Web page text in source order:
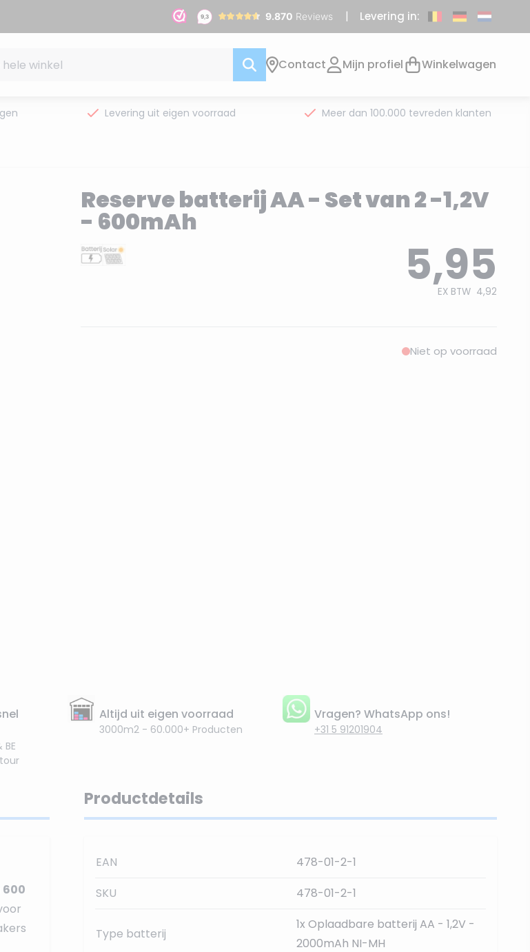
Levering in:
Contact Mijn profiel Winkelwagen
Levering uit eigen voorraad Meer dan 100.000 tevreden klanten
Reserve batterij AA - Set van 2 -1,2V
- 600mAh
5,95
EX BTW 4,92
Niet op voorraad
Altijd uit eigen voorraad
3000m2 - 60.000+ Producten
Vragen? WhatsApp ons!
+31 5 91201904
600
Productdetails
EAN
478-01-2-1
SKU
478-01-2-1
Type batterij
1x Oplaadbare batterij AA - 1,2V -
2000mAh NI-MH